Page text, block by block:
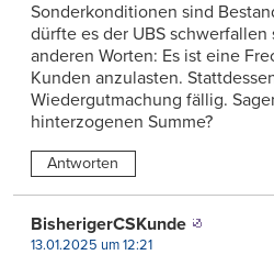
Sonderkonditionen sind
dürfte es der UBS
anderen Worten: Es ist eine
Kunden anzulasten.
Wiedergutmachung fällig.
hinterzogenen Summe?
Antworten
BisherigerCSKunde
13.01.2025 um 12:21